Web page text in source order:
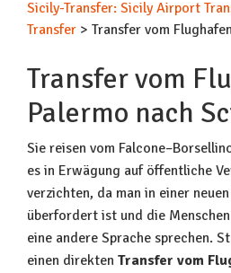
Sicily-Transfer: Sicily Airport
Transfer > Transfer vom
Transfer vom
Palermo nach
Sie reisen vom
es in Erwägung auf öffentliche
verzichten, da man in einer
überfordert ist und die
eine andere Sprache sprechen.
einen direkten Transfer vom